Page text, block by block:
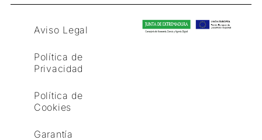
Aviso Legal
Política de
Privacidad
Política de
Cookies
Garantía